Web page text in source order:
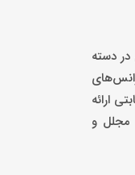
دسته
آژانس‌های
رقابتی ارائه
مجلل و